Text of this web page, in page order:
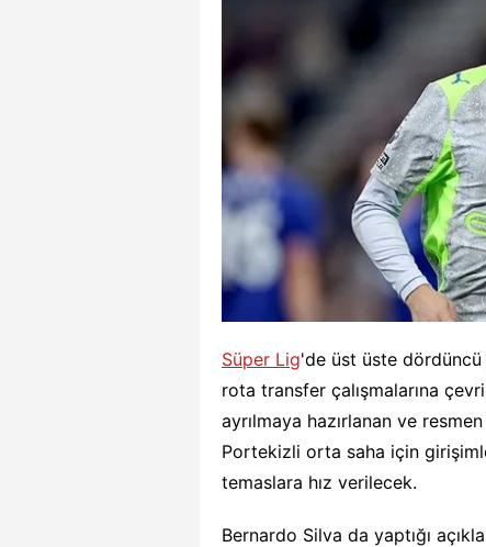
Süper Lig'de üst üste
rota transfer çalışmalarına
ayrılmaya hazırlanan ve
Portekizli orta saha için
temaslara hız verilecek.
Bernardo Silva da yaptığı